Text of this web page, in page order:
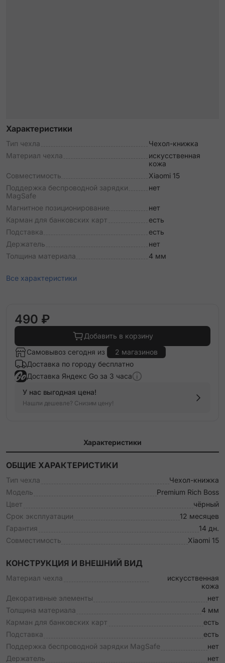
Характеристики
Тип чехла
Чехол-книжка
Материал чехла
искусственная
кожа
Совместимость
Xiaomi 15
Поддержка беспроводной зарядки
MagSafe
нет
Магнитное позиционирование
нет
Карман для банковских карт
есть
Подставка
есть
Держатель
нет
Толщина материала
4 мм
Все характеристики
490 ₽
Добавить в корзину
Самовывоз сегодня из
2 магазинов
Доставка по городу бесплатно
Доставка Яндекс Go за 3 часа
У нас выгодная цена!
Нашли дешевле? Снизим цену!
Характеристики
ОБЩИЕ ХАРАКТЕРИСТИКИ
Тип чехла
Чехол-книжка
Модель
Premium Rich Boss
Цвет
чёрный
Срок эксплуатации
12 месяцев
Гарантия
14 дн.
Совместимость
Xiaomi 15
КОНСТРУКЦИЯ И ВНЕШНИЙ ВИД
Материал чехла
искусственная
кожа
Декоративные элементы
нет
Толщина материала
4 мм
Карман для банковских карт
есть
Подставка
есть
Поддержка беспроводной зарядки MagSafe
нет
Держатель
нет